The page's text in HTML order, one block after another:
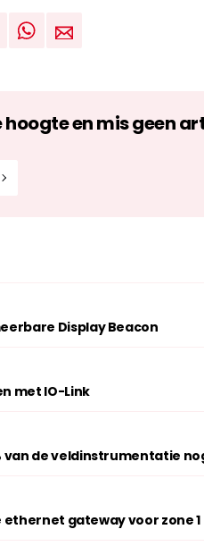
hoogte en mis geen
Display Beacon
met IO-Link
van de veldinstrumentatie
gateway voor zone 1